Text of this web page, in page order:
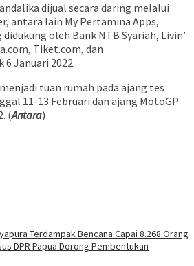
dijual secara daring melalui
antara lain My Pertamina Apps,
oleh Bank NTB Syariah, Livin’
Tiket.com, dan
6 Januari 2022.
tuan rumah pada ajang tes
11-13 Februari dan ajang MotoGP
(Antara)
Terdampak Bencana Capai 8.268 Orang
DPR Papua Dorong Pembentukan